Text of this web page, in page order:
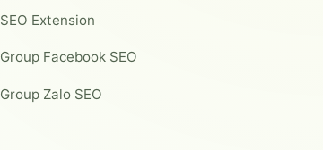
SEO Extension
Group Facebook SEO
Group Zalo SEO